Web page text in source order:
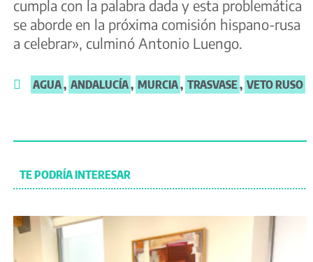
cumpla con la palabra dada y esta problemática
se aborde en la próxima comisión hispano-rusa
a celebrar», culminó Antonio Luengo.
AGUA, ANDALUCÍA, MURCIA, TRASVASE, VETO RUSO
TE PODRÍA INTERESAR